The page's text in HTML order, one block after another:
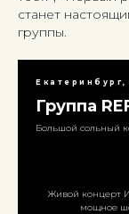
станет
группы.
Живой концерт
мощное
Екатеринбург,
Группа
Большой сольный